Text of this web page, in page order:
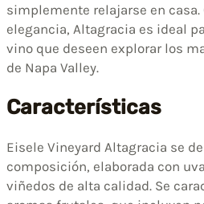
simplemente relajarse en
elegancia, Altagracia es ideal
vino que deseen explorar los
de Napa Valley.
Características
Eisele Vineyard Altagracia se
composición, elaborada con
viñedos de alta calidad. Se